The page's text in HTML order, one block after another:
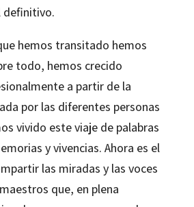
definitivo.
hemos transitado hemos
todo, hemos crecido
a partir de la
por las diferentes personas
vivido este viaje de palabras
y vivencias. Ahora es el
las miradas y las voces
que, en plena